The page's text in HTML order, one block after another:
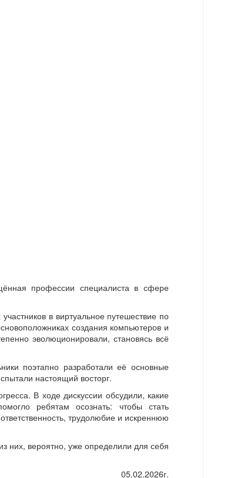
профессии специалиста в сфере
в виртуальное путешествие по
создания компьютеров и
эволюционировали, становясь всё
поэтапно разработали её основные
настоящий восторг.
В ходе дискуссии обсудили, какие
ребятам осознать: чтобы стать
трудолюбие и искреннюю
них, вероятно, уже определили для себя
05.02.2026г.